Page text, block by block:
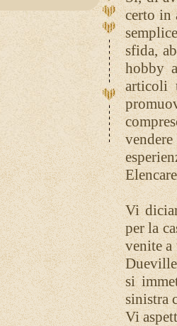
certo in
sfida,
hobby
articoli
Vi
per la
venite a
si
sinistra
Vi